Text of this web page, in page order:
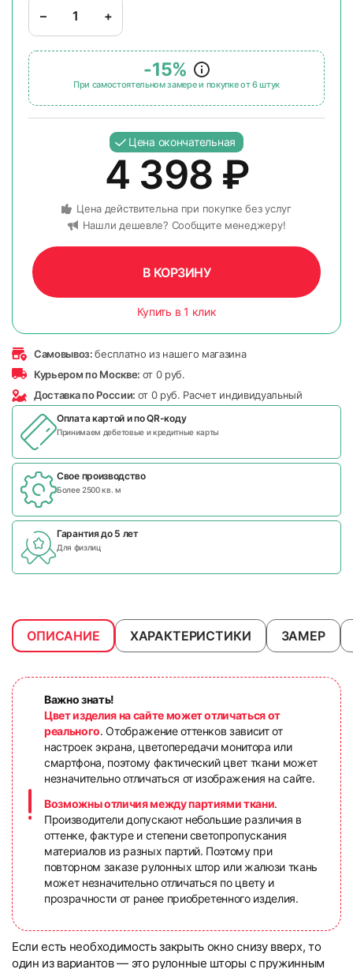
– +
-15%
При самостоятельном замере и покупке от 6 штук
Цена окончательная
4 398 ₽
Цена действительна при покупке без услуг
Нашли дешевле? Сообщите менеджеру!
В КОРЗИНУ
Купить в 1 клик
Самовывоз:бесплатно из нашего магазина
Курьером по Москве: от 0 руб.
Доставка по России: от 0 руб. Расчет индивидуальный
Оплата картой и поQR-коду
Принимаем дебетовые и кредитные карты
Свое производство
Более 2500 кв. м
Гарантия до 5 лет
Для физлиц
ОПИСАНИЕ ХАРАКТЕРИСТИКИ ЗАМЕР
Важно знать!
Цвет изделия на сайте может отличаться от
реального. Отображение оттенков зависит от
настроек экрана, цветопередачи монитора или
смартфона, поэтому фактический цвет ткани может
незначительно отличаться от изображения на сайте.
Возможны отличия между партиями ткани.
Производители допускают небольшие различия в
оттенке, фактуре и степени светопропускания
материалов из разных партий. Поэтому при
повторном заказе рулонных штор или жалюзи ткань
может незначительно отличаться по цвету и
прозрачности от ранее приобретенного изделия.
Если есть необходимость закрыть окно снизу вверх, то
один из вариантов — это рулонные шторы с пружинным